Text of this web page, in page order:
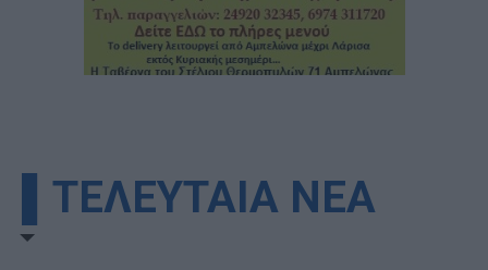
▌ΤΕΛΕΥΤΑΙΑ ΝΕΑ